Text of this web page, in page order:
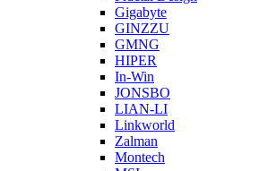
Gigabyte
GINZZU
GMNG
HIPER
In-Win
JONSBO
LIAN-LI
Linkworld
Zalman
Montech